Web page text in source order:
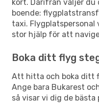
kort. Därifrån väljer
boende:
taxi.
stor hjälp för att
Boka ditt flyg
Att hitta och boka ditt
Ange bara Bukarest
så visar vi dig de